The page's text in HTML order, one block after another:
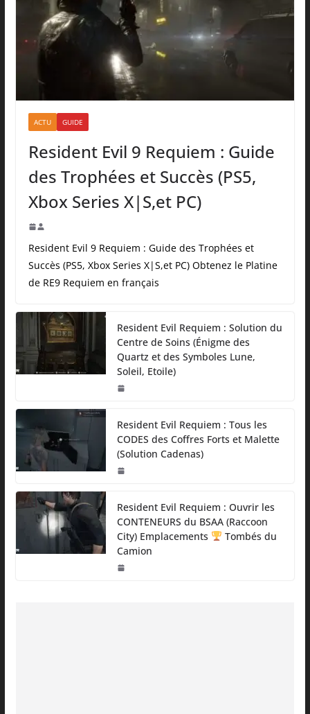
ACTU GUIDE
Resident Evil 9 Requiem : Guide
des Trophées et Succès (PS5,
Xbox Series X|S,et PC)
Resident Evil 9 Requiem : Guide des Trophées et
Succès (PS5, Xbox Series X|S,et PC) Obtenez le Platine
de RE9 Requiem en français
Resident Evil Requiem : Solution du
Centre de Soins (Énigme des
Quartz et des Symboles Lune,
Soleil, Etoile)
Resident Evil Requiem : Tous les
CODES des Coffres Forts et Malette
(Solution Cadenas)
Resident Evil Requiem : Ouvrir les
CONTENEURS du BSAA (Raccoon
City) Emplacements
Tombés du
Camion